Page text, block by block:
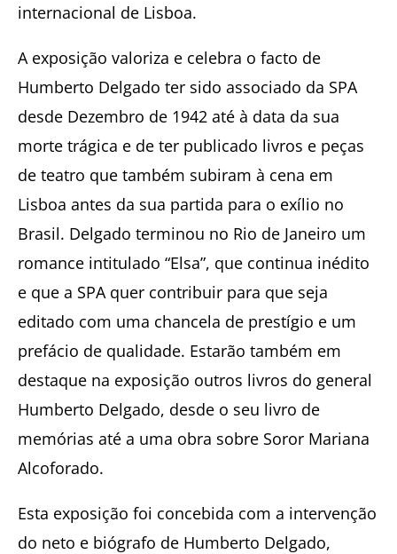
internacional de Lisboa.
A exposição valoriza e celebra o facto de
Humberto Delgado ter sido associado da SPA
desde Dezembro de 1942 até à data da sua
morte trágica e de ter publicado livros e peças
de teatro que também subiram à cena em
Lisboa antes da sua partida para o exílio no
Brasil. Delgado terminou no Rio de Janeiro um
romance intitulado “Elsa”, que continua inédito
e que a SPA quer contribuir para que seja
editado com uma chancela de prestígio e um
prefácio de qualidade. Estarão também em
destaque na exposição outros livros do general
Humberto Delgado, desde o seu livro de
memórias até a uma obra sobre Soror Mariana
Alcoforado.
Esta exposição foi concebida com a intervenção
do neto e biógrafo de Humberto Delgado,